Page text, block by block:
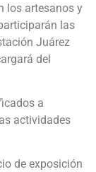
los artesanos y
las
Juárez
del
a
actividades
de exposición